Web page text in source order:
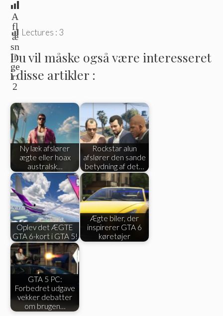
A
fl
æ
sn
in
ge
r:
2
Lectures : 3
Du vil måske også være interesseret
i disse artikler :
Ny læk afslører
ægte eller hoax
australsk…
Rockstar alun
afslører den sande
betydning af det…
Oplev det ÆGTE
GTA 6-kort i GTA 5!
Ægte biler, der
inspirerer GTA 6
køretøjer
GTA 5 PC:
Forbedret udgave
vekker debatter
om brugen…